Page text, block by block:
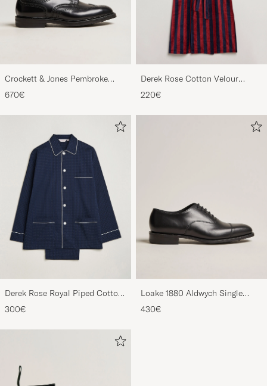
Crockett & Jones Pembroke
Derbys Black Calf
670€
Derek Rose Cotton Velour
Striped Gown Red/Blue
220€
Derek Rose Royal Piped Cotton
Pyjama Set Navy
300€
Loake 1880 Aldwych Single
Oxford Black Calf
430€